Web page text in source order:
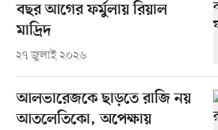
বছর আগের ফর্মুলায় রিয়াল
মাদ্রিদ
২৭ জুলাই ২০২৬
আলভারেজকে ছাড়তে রাজি নয়
আতলেতিকো, অপেক্ষায়